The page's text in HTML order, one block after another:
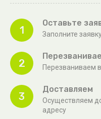
1
Оставьте
Заполните
2 Перезваниваем
3
Доставляем
Осуществляем
адресу